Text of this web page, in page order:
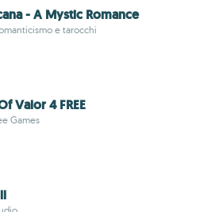
- A Mystic Romance
e tarocchi
Valor 4 FREE
Games